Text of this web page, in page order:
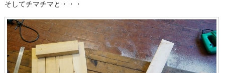
そしてチマチマと・・・